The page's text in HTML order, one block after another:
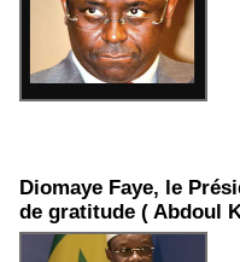
Diomaye Faye, le
de gratitude ( Abdoul